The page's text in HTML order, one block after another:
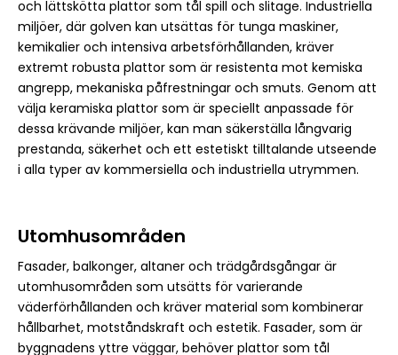
och lättskötta plattor som tål spill och slitage. Industriella
miljöer, där golven kan utsättas för tunga maskiner,
kemikalier och intensiva arbetsförhållanden, kräver
extremt robusta plattor som är resistenta mot kemiska
angrepp, mekaniska påfrestningar och smuts. Genom att
välja keramiska plattor som är speciellt anpassade för
dessa krävande miljöer, kan man säkerställa långvarig
prestanda, säkerhet och ett estetiskt tilltalande utseende
i alla typer av kommersiella och industriella utrymmen.
Utomhusområden
Fasader, balkonger, altaner och trädgårdsgångar är
utomhusområden som utsätts för varierande
väderförhållanden och kräver material som kombinerar
hållbarhet, motståndskraft och estetik. Fasader, som är
byggnadens yttre väggar, behöver plattor som tål